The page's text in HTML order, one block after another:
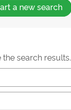
a new search
search results.